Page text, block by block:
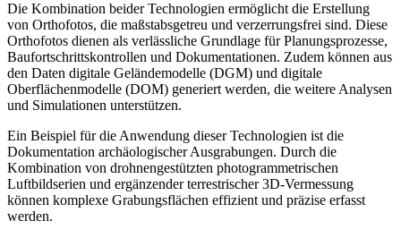
Die Kombination beider Technologien ermöglicht die Erstellung
von Orthofotos, die maßstabsgetreu und verzerrungsfrei sind. Diese
Orthofotos dienen als verlässliche Grundlage für Planungsprozesse,
Baufortschrittskontrollen und Dokumentationen. Zudem können aus
den Daten digitale Geländemodelle (DGM) und digitale
Oberflächenmodelle (DOM) generiert werden, die weitere Analysen
und Simulationen unterstützen.
Ein Beispiel für die Anwendung dieser Technologien ist die
Dokumentation archäologischer Ausgrabungen. Durch die
Kombination von drohnengestützten photogrammetrischen
Luftbildserien und ergänzender terrestrischer 3D-Vermessung
können komplexe Grabungsflächen effizient und präzise erfasst
werden.